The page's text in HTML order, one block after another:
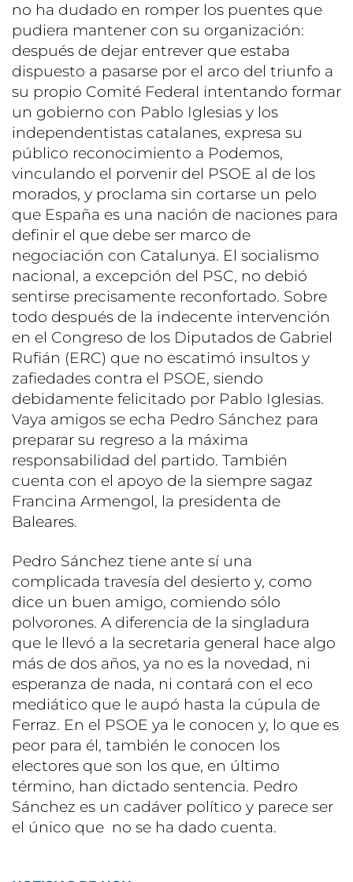
no ha dudado en romper los puentes que
pudiera mantener con su organización:
después de dejar entrever que estaba
dispuesto a pasarse por el arco del triunfo a
su propio Comité Federal intentando formar
un gobierno con Pablo Iglesias y los
independentistas catalanes, expresa su
público reconocimiento a Podemos,
vinculando el porvenir del PSOE al de los
morados, y proclama sin cortarse un pelo
que España es una nación de naciones para
definir el que debe ser marco de
negociación con Catalunya. El socialismo
nacional, a excepción del PSC, no debió
sentirse precisamente reconfortado. Sobre
todo después de la indecente intervención
en el Congreso de los Diputados de Gabriel
Rufián (ERC) que no escatimó insultos y
zafiedades contra el PSOE, siendo
debidamente felicitado por Pablo Iglesias.
Vaya amigos se echa Pedro Sánchez para
preparar su regreso a la máxima
responsabilidad del partido. También
cuenta con el apoyo de la siempre sagaz
Francina Armengol, la presidenta de
Baleares.
Pedro Sánchez tiene ante sí una
complicada travesía del desierto y, como
dice un buen amigo, comiendo sólo
polvorones. A diferencia de la singladura
que le llevó a la secretaria general hace algo
más de dos años, ya no es la novedad, ni
esperanza de nada, ni contará con el eco
mediático que le aupó hasta la cúpula de
Ferraz. En el PSOE ya le conocen y, lo que es
peor para él, también le conocen los
electores que son los que, en último
término, han dictado sentencia. Pedro
Sánchez es un cadáver político y parece ser
el único que no se ha dado cuenta.